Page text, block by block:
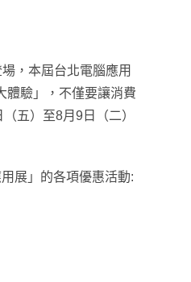
，本屆台北電腦應用
體驗」，不僅要讓消費
（五）至8月9日（二）
展」的各項優惠活動: